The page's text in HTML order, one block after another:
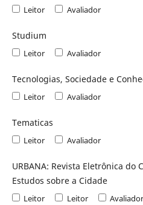
Leitor Avaliador
Studium
Leitor Avaliador
Tecnologias, Sociedade e
Leitor Avaliador
Tematicas
Leitor Avaliador
URBANA: Revista Eletrônica
Estudos sobre a Cidade
Leitor Leitor Avaliador